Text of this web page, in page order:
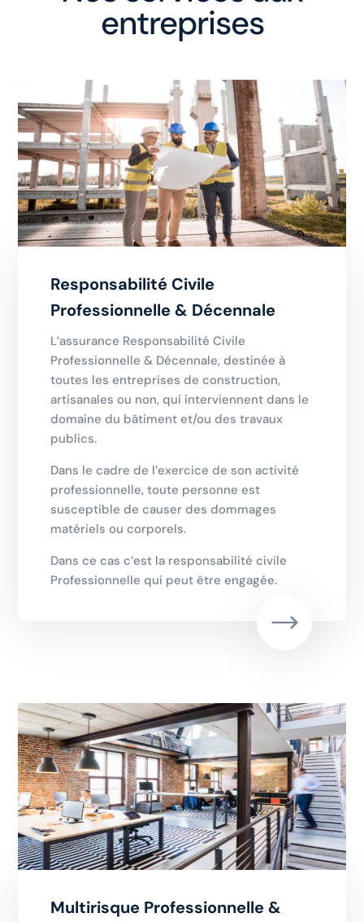
entreprises
Responsabilité Civile
Professionnelle & Décennale
L’assurance Responsabilité Civile
Professionnelle & Décennale, destinée à
toutes les entreprises de construction,
artisanales ou non, qui interviennent dans le
domaine du bâtiment et/ou des travaux
publics.
Dans le cadre de l’exercice de son activité
professionnelle, toute personne est
susceptible de causer des dommages
matériels ou corporels.
Dans ce cas c’est la responsabilité civile
Professionnelle qui peut être engagée.
Multirisque Professionnelle &